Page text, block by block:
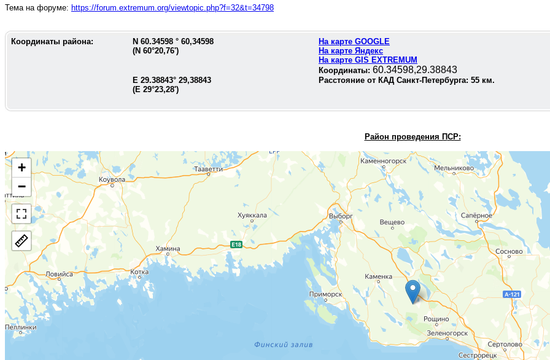
Тема на форуме: https://forum.extremum.org/viewtopic.php?f=32&t=34798
Координаты района: N 60.34598 ° 60,34598
(N 60°20,76')
На карте GOOGLE
На карте Яндекс
На карте GIS EXTREMUM
Координаты: 60.34598,29.38843
E 29.38843° 29,38843
(E 29°23,28')
Расстояние от КАД Санкт-Петербурга: 55 км.
Район проведения ПСР:
+
−